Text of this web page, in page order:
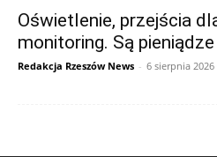
Oświetlenie, przejścia
monitoring. Są
Redakcja Rzeszów News - 6 sierpnia 2026